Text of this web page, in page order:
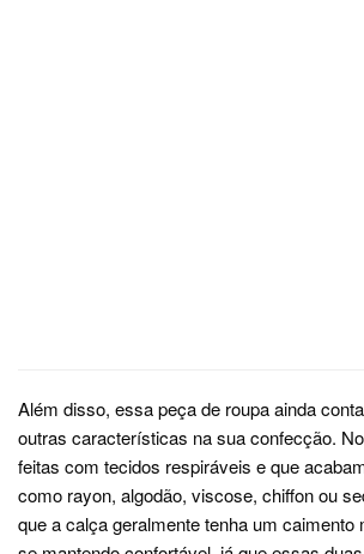
Além disso, essa peça de roupa ainda
outras características na sua confecção.
feitas com tecidos respiráveis e que
como rayon, algodão, viscose, chiffon ou
que a calça geralmente tenha um caimento